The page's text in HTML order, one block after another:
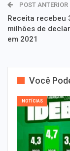
POST ANTERIOR
Receita recebeu
milhões de
em 2021
Você
NOTÍCIAS